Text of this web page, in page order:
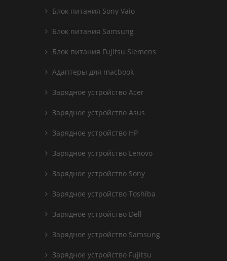
Блок питания Sony Vaio
Блок питания Samsung
Блок питания Fujitsu Siemens
Адаптеры для macbook
Зарядное устройство Acer
Зарядное устройство Asus
Зарядное устройство HP
Зарядное устройство Lenovo
Зарядное устройство Sony
Зарядное устройство Toshiba
Зарядное устройство Dell
Зарядное устройство Samsung
Зарядное устройство Fujitsu